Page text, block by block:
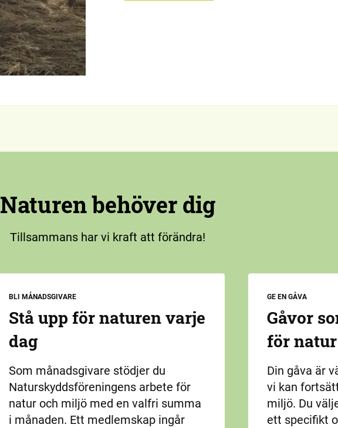
Naturen behöver dig
Tillsammans har vi kraft att förändra!
BLI MÅNADSGIVARE
Stå upp för naturen varje
dag
Som månadsgivare stödjer du
Naturskyddsföreningens arbete för
natur och miljö med en valfri summa
i månaden. Ett medlemskap ingår
GE EN GÅVA
Gåvor
för
Din gåva är
vi kan
miljö. Du
ett specifikt